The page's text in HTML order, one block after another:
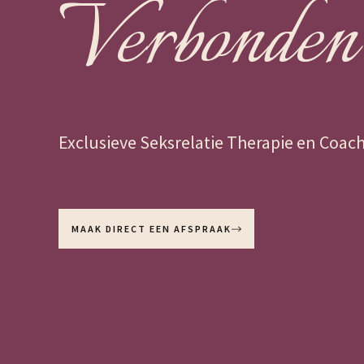
Verbonden
Exclusieve Seksrelatie Therapie en
MAAK DIRECT EEN AFSPRAAK